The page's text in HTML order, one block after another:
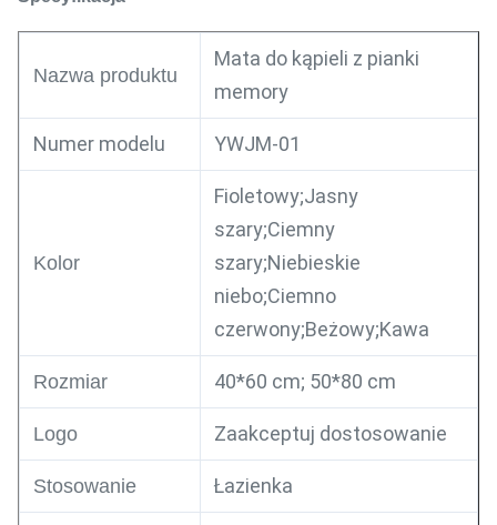
Nazwa produktu
Mata do kąpieli z pianki
memory
Numer modelu YWJM-01
Kolor
Fioletowy;Jasny
szary;Ciemny
szary;Niebieskie
niebo;Ciemno
czerwony;Beżowy;Kawa
Rozmiar 40*60 cm; 50*80 cm
Logo Zaakceptuj dostosowanie
Stosowanie Łazienka